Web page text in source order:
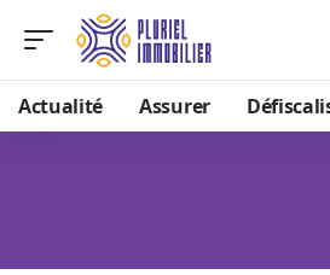
Actualité Assurer